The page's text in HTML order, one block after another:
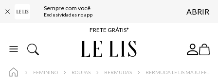
Sempre com você
Exclusividades no app ABRIR
ENTREGA EXPRESSA*
FRETE GRÁTIS*
BAIXE O APP
FEMININO ROUPAS BERMUDAS